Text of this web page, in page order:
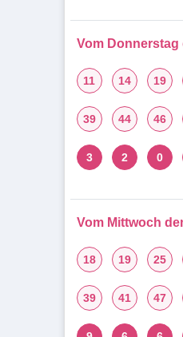
Vom Donnerstag
11 14 19
39 44 46
3 2 0
Vom Mittwoch
18 19 25
39 41 47